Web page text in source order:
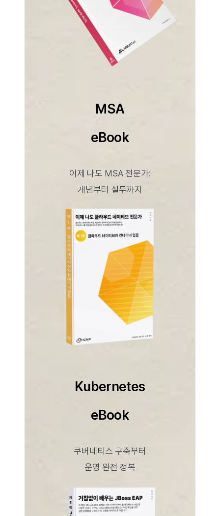
MSA
eBook
이제 나도 MSA 전문가:
개념부터 실무까지
Kubernetes
eBook
쿠버네티스 구축부터
운영 완전 정복